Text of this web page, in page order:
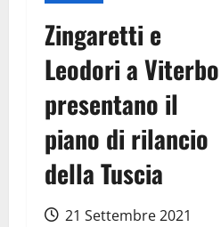
Zingaretti e
Leodori a Viterbo
presentano il
piano di rilancio
della Tuscia
21 Settembre 2021